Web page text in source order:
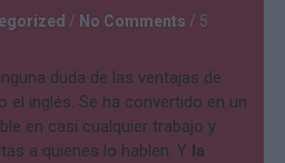
/ No Comments / 5
duda de las ventajas de
el inglés. Se ha convertido en un
en casi cualquier trabajo y
a quienes lo hablen. Y la